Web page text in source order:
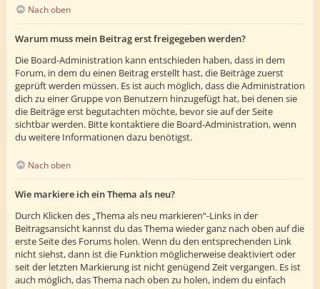
Nach oben
Warum muss mein Beitrag erst freigegeben werden?
Die Board-Administration kann entschieden haben, dass in dem
Forum, in dem du einen Beitrag erstellt hast, die Beiträge zuerst
geprüft werden müssen. Es ist auch möglich, dass die Administration
dich zu einer Gruppe von Benutzern hinzugefügt hat, bei denen sie
die Beiträge erst begutachten möchte, bevor sie auf der Seite
sichtbar werden. Bitte kontaktiere die Board-Administration, wenn
du weitere Informationen dazu benötigst.
Nach oben
Wie markiere ich ein Thema als neu?
Durch Klicken des „Thema als neu markieren“-Links in der
Beitragsansicht kannst du das Thema wieder ganz nach oben auf die
erste Seite des Forums holen. Wenn du den entsprechenden Link
nicht siehst, dann ist die Funktion möglicherweise deaktiviert oder
seit der letzten Markierung ist nicht genügend Zeit vergangen. Es ist
auch möglich, das Thema nach oben zu holen, indem du einfach